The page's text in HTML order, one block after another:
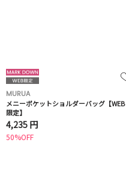
MURUA
メニーポケットショルダーバッグ【WEB
限定】
4,235 円
50%OFF